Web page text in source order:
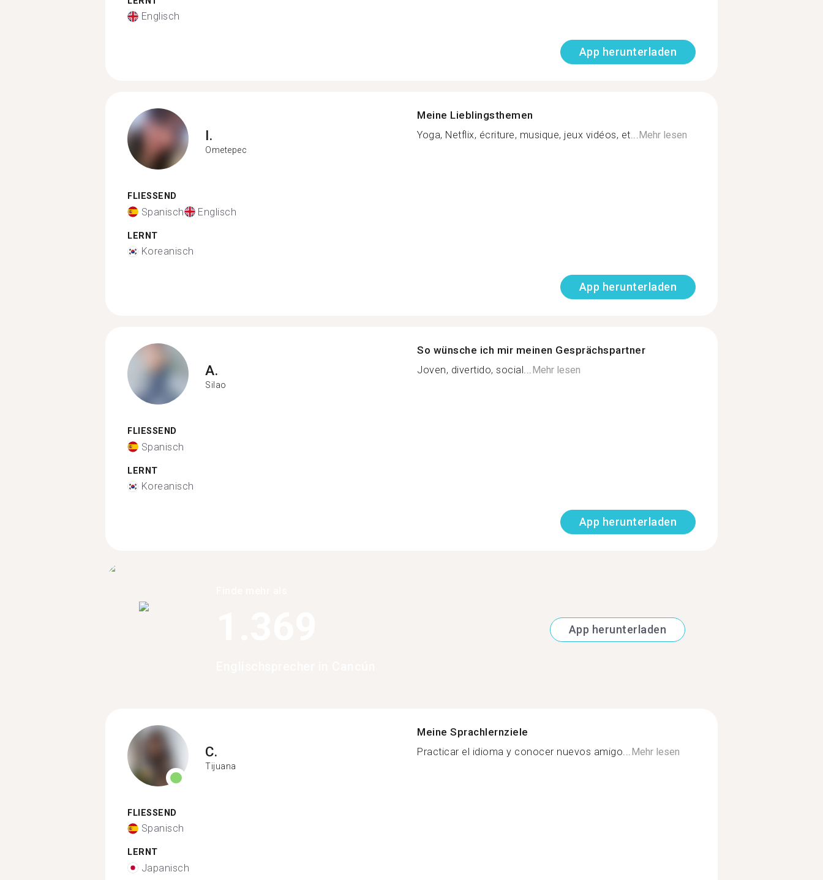
Englisch
App herunterladen
I.
Ometepec
FLIESSEND
Spanisch Englisch
LERNT
Koreanisch
Meine Lieblingsthemen
Yoga, Netflix, écriture, musique, jeux vidéos, et...Mehr lesen
App herunterladen
A.
Silao
FLIESSEND
Spanisch
LERNT
Koreanisch
So wünsche ich mir meinen Gesprächspartner
Joven, divertido, social...Mehr lesen
App herunterladen
App herunterladen
C.
Tijuana
FLIESSEND
Spanisch
LERNT
Japanisch
Meine Sprachlernziele
Practicar el idioma y conocer nuevos amigo... Mehr lesen